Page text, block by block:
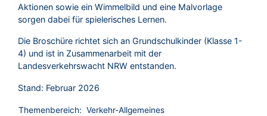
Aktionen sowie ein Wimmelbild und eine Malvorlage
sorgen dabei für spielerisches Lernen.
Die Broschüre richtet sich an Grundschulkinder (Klasse 1-
4) und ist in Zusammenarbeit mit der
Landesverkehrswacht NRW entstanden.
Stand: Februar 2026
Themenbereich: Verkehr-Allgemeines